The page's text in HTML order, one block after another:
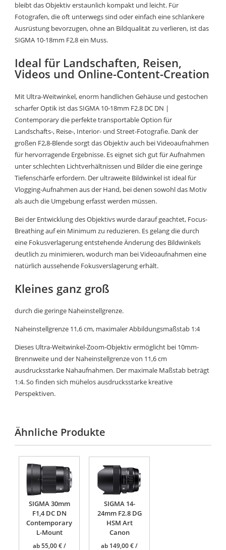
bleibt das Objektiv erstaunlich kompakt und leicht. Für
Fotografen, die oft unterwegs sind oder einfach eine schlankere
Ausrüstung bevorzugen, ohne an Bildqualität zu verlieren, ist das
SIGMA 10-18mm F2,8 ein Muss.
Ideal für Landschaften, Reisen,
Videos und Online-Content-Creation
Mit Ultra-Weitwinkel, enorm handlichen Gehäuse und gestochen
scharfer Optik ist das SIGMA 10-18mm F2.8 DC DN |
Contemporary die perfekte transportable Option für
Landschafts-, Reise-, Interior- und Street-Fotografie. Dank der
großen F2,8-Blende sorgt das Objektiv auch bei Videoaufnahmen
für hervorragende Ergebnisse. Es eignet sich gut für Aufnahmen
unter schlechten Lichtverhältnissen und Bilder die eine geringe
Tiefenschärfe erfordern. Der ultraweite Bildwinkel ist ideal für
Vlogging-Aufnahmen aus der Hand, bei denen sowohl das Motiv
als auch die Umgebung erfasst werden müssen.
Bei der Entwicklung des Objektivs wurde darauf geachtet, Focus-
Breathing auf ein Minimum zu reduzieren. Es gelang die durch
eine Fokusverlagerung entstehende Änderung des Bildwinkels
deutlich zu minimieren, wodurch man bei Videoaufnahmen eine
natürlich aussehende Fokusverslagerung erhält.
Kleines ganz groß
durch die geringe Naheinstellgrenze.
Naheinstellgrenze 11,6 cm, maximaler Abbildungsmaßstab 1:4
Dieses Ultra-Weitwinkel-Zoom-Objektiv ermöglicht bei 10mm-
Brennweite und der Naheinstellgrenze von 11,6 cm
ausdrucksstarke Nahaufnahmen. Der maximale Maßstab beträgt
1:4. So finden sich mühelos ausdrucksstarke kreative
Perspektiven.
Ähnliche Produkte
SIGMA 30mm
F1,4 DC DN
Contemporary
L-Mount
ab55,00€
SIGMA 14-
24mm F2.8 DG
HSM Art
Canon
ab 149,00€